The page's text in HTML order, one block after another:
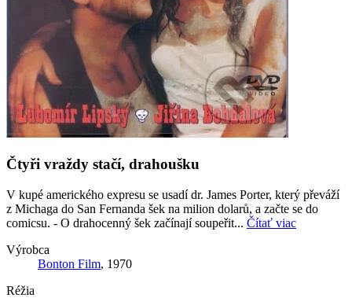
Čtyři vraždy stačí, drahoušku
V kupé amerického expresu se usadí dr. James Porter, který převáží
z Michaga do San Fernanda šek na milion dolarů, a začte se do
comicsu. - O drahocenný šek začínají soupeřit... Čítať viac
Výrobca
Bonton Film, 1970
Réžia